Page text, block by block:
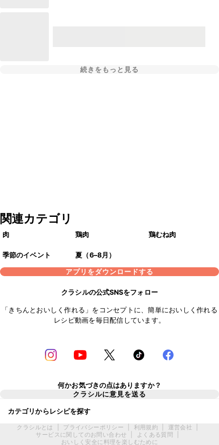
続きをもっと見る
関連カテゴリ
肉 鶏肉 鶏むね肉
季節のイベント
夏（6–8月）
アプリをダウンロードする
クラシルの公式SNSをフォロー
「きちんとおいしく作れる」をコンセプトに、簡単においしく作れる
レシピ動画を毎日配信しています。
何かお気づきの点はありますか？
クラシルに意見を送る
カテゴリからレシピを探す
クラシルとは プライバシーポリシー 利用規約 運営会社
サービスに関してのお問い合わせ
よくある質問
おいしく安全に料理を楽しむために